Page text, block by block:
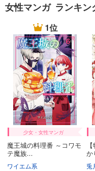
女性マンガ ランキン
1位
少女・女性マンガ
魔王城の料理番 ～コワモ
テ魔族...
ワイエム系
か
兎